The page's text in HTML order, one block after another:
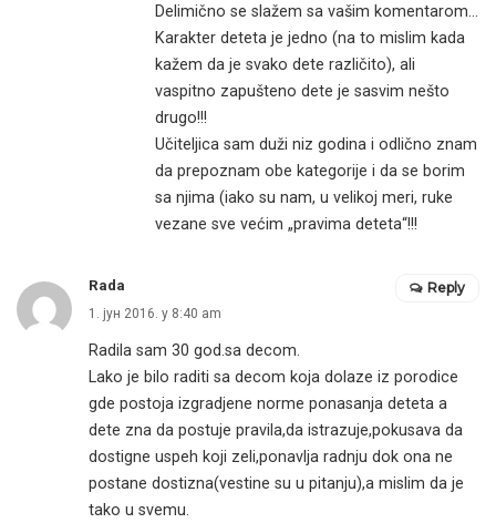
Delimično se slažem sa vašim komentarom…
Karakter deteta je jedno (na to mislim kada
kažem da je svako dete različito), ali
vaspitno zapušteno dete je sasvim nešto
drugo!!!
Učiteljica sam duži niz godina i odlično znam
da prepoznam obe kategorije i da se borim
sa njima (iako su nam, u velikoj meri, ruke
vezane sve većim „pravima deteta“!!!
Rada
1. јун 2016. у 8:40 am
Radila sam 30 god.sa decom.
Lako je bilo raditi sa decom koja dolaze iz porodice
gde postoja izgradjene norme ponasanja deteta a
dete zna da postuje pravila,da istrazuje,pokusava da
dostigne uspeh koji zeli,ponavlja radnju dok ona ne
postane dostizna(vestine su u pitanju),a mislim da je
tako u svemu.
Reply